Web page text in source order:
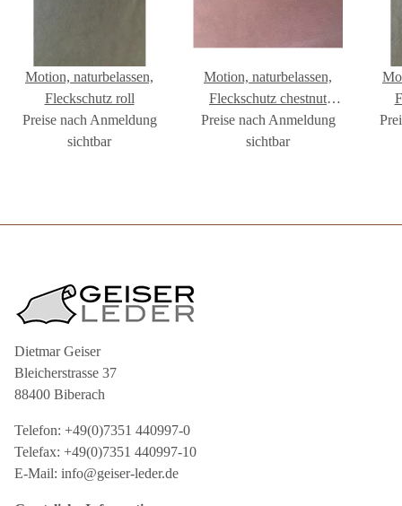
Motion, naturbelassen,
Fleckschutz roll
Preise nach Anmeldung
sichtbar
Motion, naturbelassen,
Fleckschutz chestnut
GREEN GEISER
Preise nach Anmeldung
sichtbar
Dietmar Geiser
Bleicherstrasse 37
88400 Biberach
Telefon: +49(0)7351 440997-0
Telefax: +49(0)7351 440997-10
E-Mail: info@geiser-leder.de